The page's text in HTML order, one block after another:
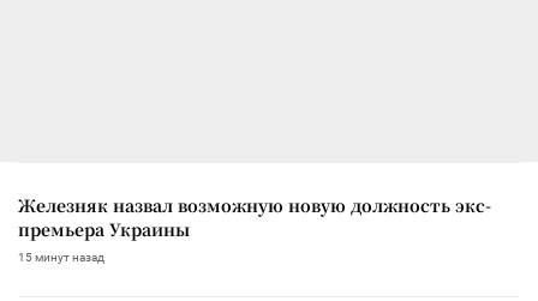
Железняк назвал возможную новую должность экс-
премьера Украины
15 минут назад